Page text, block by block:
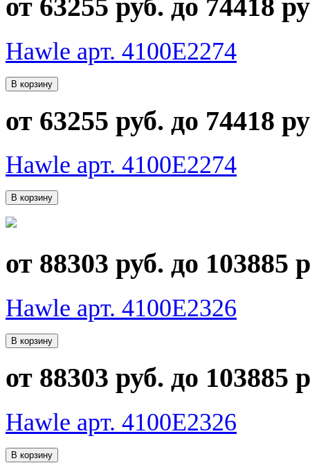
от 63255 руб. до 74418
Hawle арт. 4100E2274
от 63255 руб. до 74418
Hawle арт. 4100E2274
от 88303 руб. до 103885
Hawle арт. 4100E2326
от 88303 руб. до 103885
Hawle арт. 4100E2326